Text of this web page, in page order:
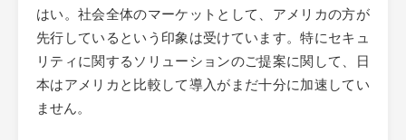
はい。社会全体のマーケットとして、アメリカの方が
先行しているという印象は受けています。特にセキュ
リティに関するソリューションのご提案に関して、日
本はアメリカと比較して導入がまだ十分に加速してい
ません。